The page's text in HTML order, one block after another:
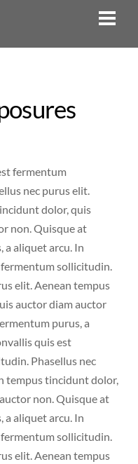
fermentum
nec purus elit.
dolor, quis
non. Quisque at
a aliquet arcu. In
sollicitudin.
elit. Aenean tempus
auctor diam auctor
purus, a
quis est
Phasellus nec
tempus tincidunt dolor,
non. Quisque at
a aliquet arcu. In
sollicitudin.
elit. Aenean tempus